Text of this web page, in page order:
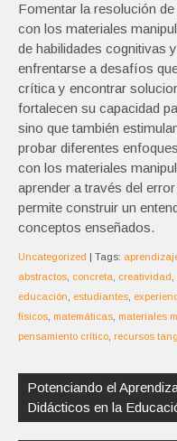
Fomentar la resolución
con los materiales
de habilidades cognitivas
enfrentarse a desafíos
crítica y encontrar
fortalecen su capacidad
sino que también
probar diferentes
con los materiales
aprender a través del
permite construir un
conceptos enseñados.
Uncategorized | Tags:
abstractos concreta creatividad
educación
estudiantes
físicos matemáticas materiales
pensamiento crítico recursos
de
entradas
Potenciando el
Didácticos en la